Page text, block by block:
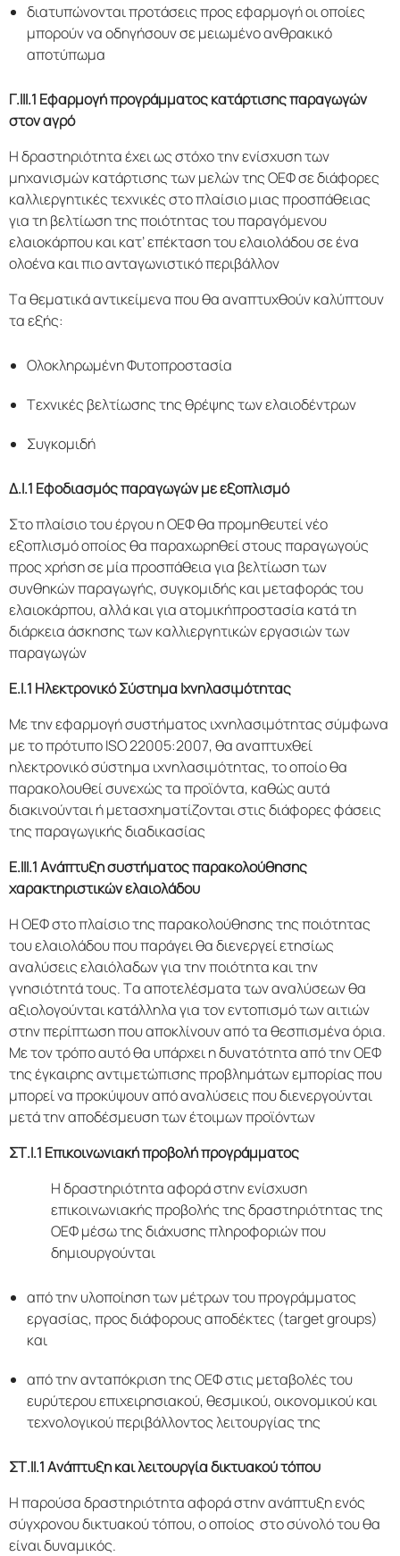
διατυπώνονται προτάσεις προς εφαρμογή οι οποίες
μπορούν να οδηγήσουν σε μειωμένο ανθρακικό
αποτύπωμα
Γ.III.1 Εφαρμογή προγράμματος κατάρτισης παραγωγών
στον αγρό
Η δραστηριότητα έχει ως στόχο την ενίσχυση των
μηχανισμών κατάρτισης των μελών της ΟΕΦ σε διάφορες
καλλιεργητικές τεχνικές στο πλαίσιο μιας προσπάθειας
για τη βελτίωση της ποιότητας του παραγόμενου
ελαιοκάρπου και κατ’ επέκταση του ελαιολάδου σε ένα
ολοένα και πιο ανταγωνιστικό περιβάλλον
Τα θεματικά αντικείμενα που θα αναπτυχθούν καλύπτουν
τα εξής:
Ολοκληρωμένη Φυτοπροστασία
Τεχνικές βελτίωσης της θρέψης των ελαιοδέντρων
Συγκομιδή
Δ.Ι.1 Εφοδιασμός παραγωγών με εξοπλισμό
Στο πλαίσιο του έργου η ΟΕΦ θα προμηθευτεί νέο
εξοπλισμό οποίος θα παραχωρηθεί στους παραγωγούς
προς χρήση σε μία προσπάθεια για βελτίωση των
συνθηκών παραγωγής, συγκομιδής και μεταφοράς του
ελαιοκάρπου, αλλά και για ατομικήπροστασία κατά τη
διάρκεια άσκησης των καλλιεργητικών εργασιών των
παραγωγών
Ε.Ι.1 Ηλεκτρονικό Σύστημα Ιχνηλασιμότητας
Με την εφαρμογή συστήματος ιχνηλασιμότητας σύμφωνα
με το πρότυπο ISO 22005:2007, θα αναπτυχθεί
ηλεκτρονικό σύστημα ιχνηλασιμότητας, το οποίο θα
παρακολουθεί συνεχώς τα προϊόντα, καθώς αυτά
διακινούνται ή μετασχηματίζονται στις διάφορες φάσεις
της παραγωγικής διαδικασίας
E.III.1 Ανάπτυξη συστήματος παρακολούθησης
χαρακτηριστικών ελαιολάδου
Η ΟΕΦ στο πλαίσιο της παρακολούθησης της ποιότητας
του ελαιολάδου που παράγει θα διενεργεί ετησίως
αναλύσεις ελαιόλαδων για την ποιότητα και την
γνησιότητά τους. Τα αποτελέσματα των αναλύσεων θα
αξιολογούνται κατάλληλα για τον εντοπισμό των αιτιών
στην περίπτωση που αποκλίνουν από τα θεσπισμένα όρια.
Με τον τρόπο αυτό θα υπάρχει η δυνατότητα από την ΟΕΦ
της έγκαιρης αντιμετώπισης προβλημάτων εμπορίας που
μπορεί να προκύψουν από αναλύσεις που διενεργούνται
μετά την αποδέσμευση των έτοιμων προϊόντων
ΣΤ.Ι.1 Επικοινωνιακή προβολή προγράμματος
Η δραστηριότητα αφορά στην ενίσχυση
επικοινωνιακής προβολής της δραστηριότητας της
ΟΕΦ μέσω της διάχυσης πληροφοριών που
δημιουργούνται
από την υλοποίηση των μέτρων του προγράμματος
εργασίας, προς διάφορους αποδέκτες (target groups)
και
από την ανταπόκριση της ΟΕΦ στις μεταβολές του
ευρύτερου επιχειρησιακού, θεσμικού, οικονομικού και
τεχνολογικού περιβάλλοντος λειτουργίας της
ΣΤ.ΙΙ.1 Ανάπτυξη και λειτουργία δικτυακού τόπου
Η παρούσα δραστηριότητα αφορά στην ανάπτυξη ενός
σύγχρονου δικτυακού τόπου, ο οποίος στο σύνολό του θα
είναι δυναμικός.